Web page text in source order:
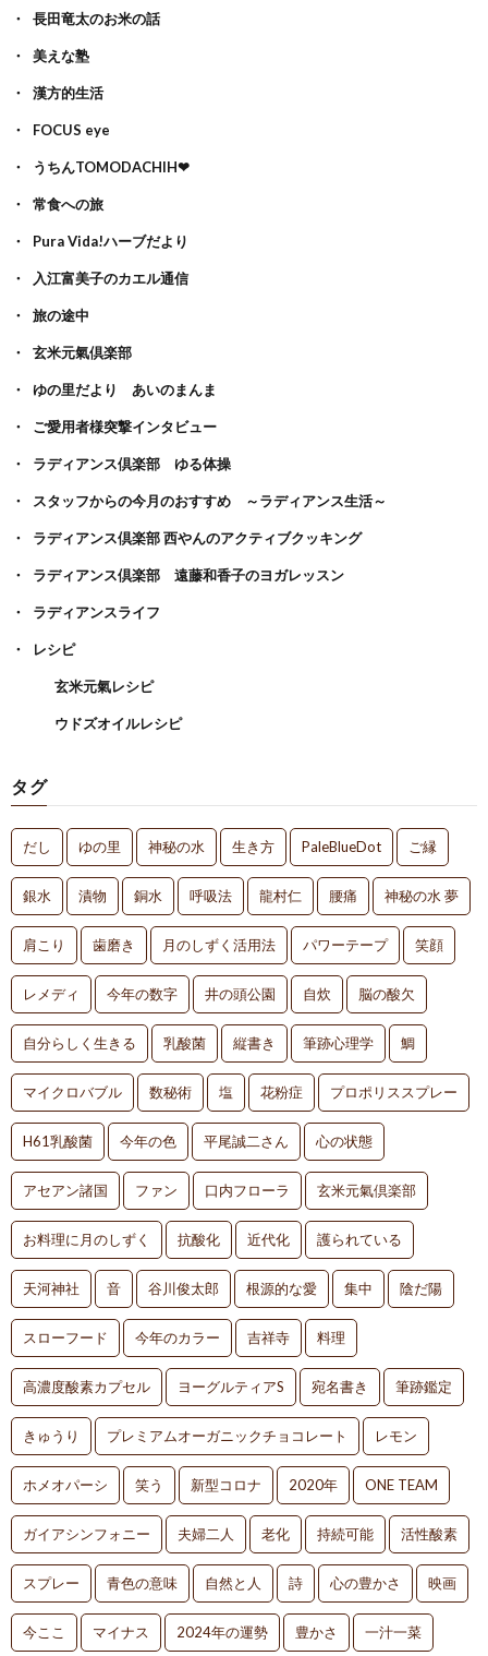
長田竜太のお米の話
美えな塾
漢方的生活
FOCUS eye
うちんTOMODACHIH❤
常食への旅
Pura Vida!ハーブだより
入江富美子のカエル通信
旅の途中
玄米元氣倶楽部
ゆの里だより あいのまんま
ご愛用者様突撃インタビュー
ラディアンス倶楽部 ゆる体操
スタッフからの今月のおすすめ ～ラディアンス生活～
ラディアンス倶楽部 西やんのアクティブクッキング
ラディアンス倶楽部 遠藤和香子のヨガレッスン
ラディアンスライフ
レシピ
玄米元氣レシピ
ウドズオイルレシピ
タグ
だし ゆの里 神秘の水 生き方 PaleBlueDot ご縁
銀水 漬物 銅水 呼吸法 龍村仁 腰痛 神秘の水 夢
肩こり 歯磨き 月のしずく活用法 パワーテープ 笑顔
レメディ 今年の数字 井の頭公園 自炊 脳の酸欠
自分らしく生きる 乳酸菌 縦書き 筆跡心理学 鯛
マイクロバブル 数秘術 塩 花粉症 プロポリススプレー
H61乳酸菌 今年の色 平尾誠二さん 心の状態
アセアン諸国 ファン 口内フローラ 玄米元氣倶楽部
お料理に月のしずく 抗酸化 近代化 護られている
天河神社 音 谷川俊太郎 根源的な愛 集中 陰だ陽
スローフード 今年のカラー 吉祥寺 料理
高濃度酸素カプセル ヨーグルティアS 宛名書き 筆跡鑑定
きゅうり プレミアムオーガニックチョコレート レモン
ホメオパーシ 笑う 新型コロナ 2020年 ONE TEAM
ガイアシンフォニー 夫婦二人 老化 持続可能 活性酸素
スプレー 青色の意味 自然と人 詩 心の豊かさ 映画
今ここ マイナス 2024年の運勢 豊かさ 一汁一菜